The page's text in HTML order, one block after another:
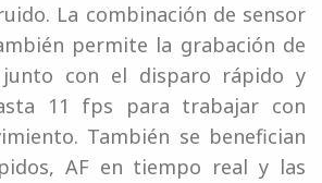
La combinación de sensor
permite la grabación de
junto con el disparo rápido y
11 fps para trabajar con
También se benefician
AF en tiempo real y las